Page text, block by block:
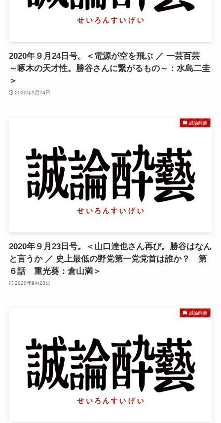
2020年９月24日号。＜電源が空を飛ぶ ／ 一芸百芸
～啄木の天才性。勝谷さんに繋がるもの～：水島二圭
＞
2020年9月24日
誠論酔藝
2020年９月23日号。＜山口達也さん再び。勝谷はなん
と言うか ／ 史上最低の野党第一党党首は誰か？ 第
６話 重光葵：倉山満＞
2020年9月23日
誠論酔藝